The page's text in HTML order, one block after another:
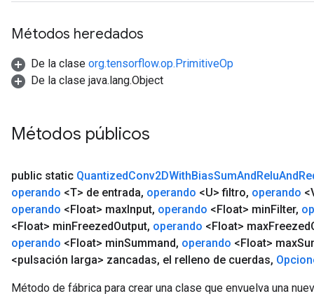
Métodos heredados
De la clase org.tensorflow.op.PrimitiveOp
De la clase java.lang.Object
Métodos públicos
public static QuantizedConv2DWithBiasSumAndReluAnd
operando <T> de entrada, operando <U> filtro, operando
operando <Float> maxInput, operando <Float> minFilter,
<Float> minFreezedOutput, operando <Float> maxFreezed
operando <Float> minSummand, operando <Float> max
<pulsación larga> zancadas, el relleno de cuerdas,
Método de fábrica para crear una clase que envuelva una